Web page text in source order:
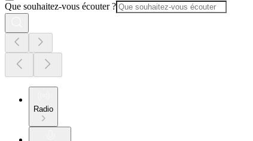
Que souhaitez-vous écouter ?
Radio